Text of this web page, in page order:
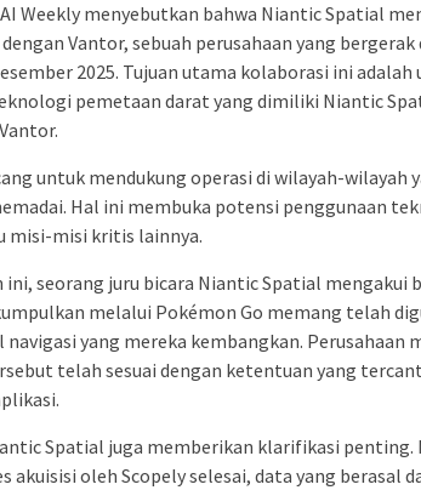
Weekly menyebutkan bahwa Niantic Spatial
Vantor, sebuah perusahaan yang
2025. Tujuan utama kolaborasi ini adalah
pemetaan darat yang dimiliki Niantic
untuk mendukung operasi di wilayah-wilayah
Hal ini membuka potensi penggunaan
misi-misi kritis lainnya.
seorang juru bicara Niantic Spatial mengakui
melalui Pokémon Go memang telah
yang mereka kembangkan. Perusahaan
telah sesuai dengan ketentuan yang
Spatial juga memberikan klarifikasi penting.
akuisisi oleh Scopely selesai, data yang berasal